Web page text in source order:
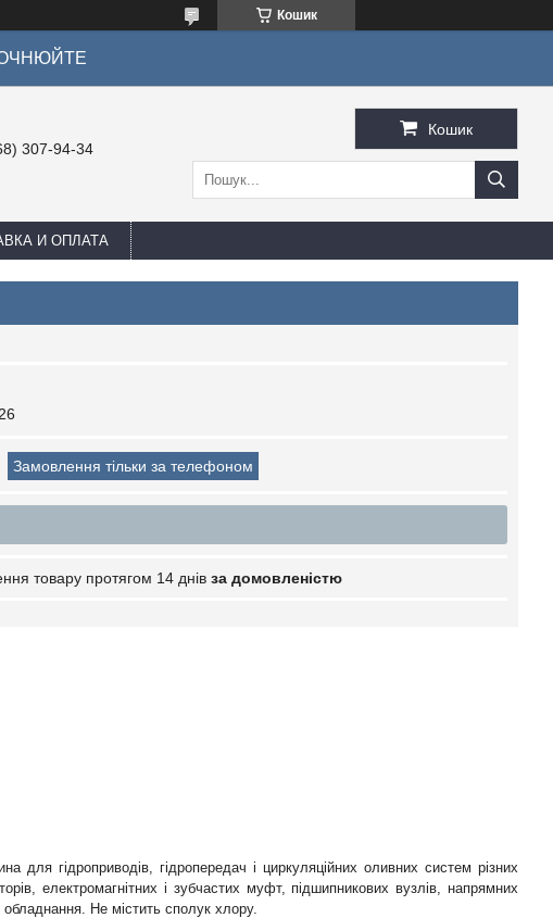
Кошик
307-94-34
Кошик
И ОПЛАТА
Замовлення тільки за телефоном
товару протягом 14 днів за домовленістю
для гідроприводів, гідропередач і циркуляційних оливних систем різних
електромагнітних і зубчастих муфт, підшипникових вузлів, напрямних
Не містить сполук хлору.